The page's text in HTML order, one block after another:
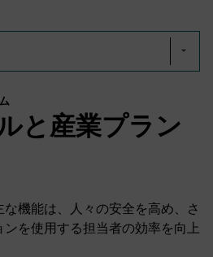
と産業プラン
機能は、人々の安全を高め、さ
を使用する担当者の効率を向上